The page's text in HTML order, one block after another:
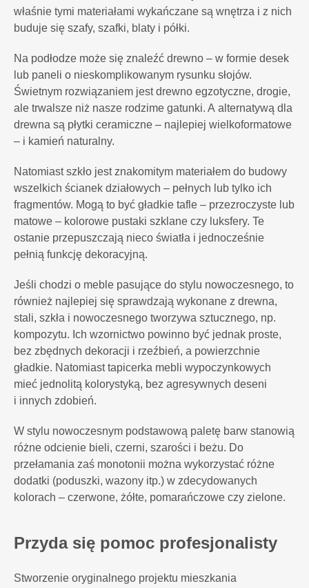
właśnie tymi materiałami wykańczane są wnętrza i z nich
buduje się szafy, szafki, blaty i półki.
Na podłodze może się znaleźć drewno – w formie desek
lub paneli o nieskomplikowanym rysunku słojów.
Świetnym rozwiązaniem jest drewno egzotyczne, drogie,
ale trwalsze niż nasze rodzime gatunki. A alternatywą dla
drewna są płytki ceramiczne – najlepiej wielkoformatowe
– i kamień naturalny.
Natomiast szkło jest znakomitym materiałem do budowy
wszelkich ścianek działowych – pełnych lub tylko ich
fragmentów. Mogą to być gładkie tafle – przezroczyste lub
matowe – kolorowe pustaki szklane czy luksfery. Te
ostanie przepuszczają nieco światła i jednocześnie
pełnią funkcję dekoracyjną.
Jeśli chodzi o meble pasujące do stylu nowoczesnego, to
również najlepiej się sprawdzają wykonane z drewna,
stali, szkła i nowoczesnego tworzywa sztucznego, np.
kompozytu. Ich wzornictwo powinno być jednak proste,
bez zbędnych dekoracji i rzeźbień, a powierzchnie
gładkie. Natomiast tapicerka mebli wypoczynkowych
mieć jednolitą kolorystyką, bez agresywnych deseni
i innych zdobień.
W stylu nowoczesnym podstawową paletę barw stanowią
różne odcienie bieli, czerni, szarości i beżu. Do
przełamania zaś monotonii można wykorzystać różne
dodatki (poduszki, wazony itp.) w zdecydowanych
kolorach – czerwone, żółte, pomarańczowe czy zielone.
Przyda się pomoc profesjonalisty
Stworzenie oryginalnego projektu mieszkania